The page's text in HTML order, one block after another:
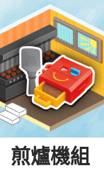
煎爐機組